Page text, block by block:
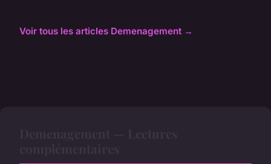
Voir tous les articles Demenagement →